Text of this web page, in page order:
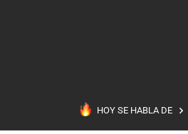
HOY SE HABLA DE